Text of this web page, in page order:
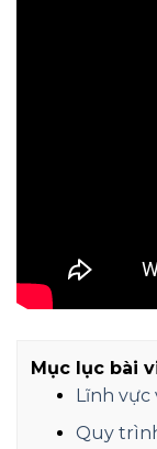
Mục lục bài
Lĩnh vực
Quy